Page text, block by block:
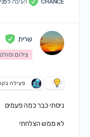
CHANCE הגיבה לפני 6 חודשים, 1 שבוע
שרית
צילום
פעילה
ניסתי כבר כמה פעמים
לא ממש הצלחתי